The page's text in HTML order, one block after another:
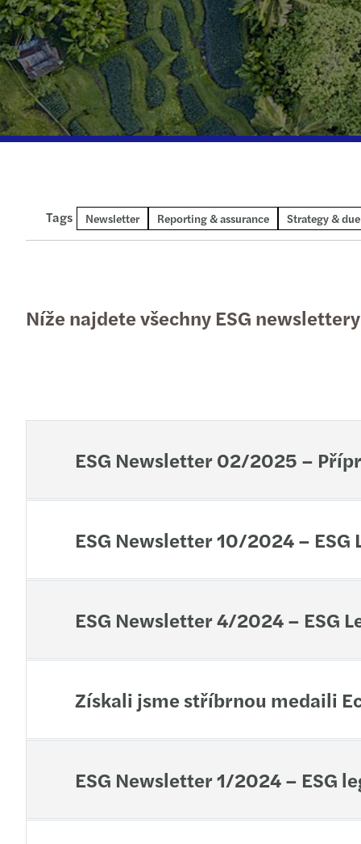
Tags Newsletter Reporting & assurance Strategy &
Níže najdete všechny ESG
ESG Newsletter 02/2025 –
ESG Newsletter 10/2024 –
ESG Newsletter 4/2024 – ESG
Získali jsme stříbrnou medaili
ESG Newsletter 1/2024 – ESG